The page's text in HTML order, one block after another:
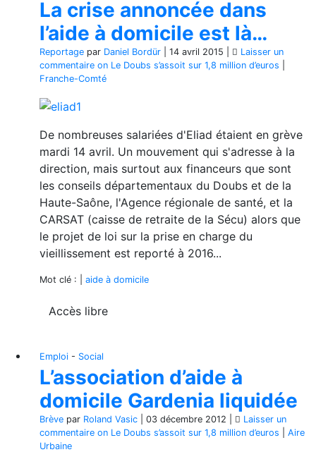
La crise annoncée dans
l’aide à domicile est là…
Reportage par Daniel Bordür 14 avril 2015
Laisser un
commentaire on Le Doubs s’assoit sur 1,8 million d’euros
Franche-Comté
De nombreuses salariées d'Eliad étaient en grève
mardi 14 avril. Un mouvement qui s'adresse à la
direction, mais surtout aux financeurs que sont
les conseils départementaux du Doubs et de la
Haute-Saône, l'Agence régionale de santé, et la
CARSAT (caisse de retraite de la Sécu) alors que
le projet de loi sur la prise en charge du
vieillissement est reporté à 2016...
Mot clé : | aide à domicile
Accès libre
Emploi - Social
L’association d’aide à
domicile Gardenia liquidée
Brève par Roland Vasic 03 décembre 2012
Laisser un
commentaire on Le Doubs s’assoit sur 1,8 million d’euros
Aire
Urbaine